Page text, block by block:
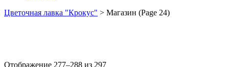
Цветочная лавка "Крокус" > Магазин (Page 24)
Отображение 277–288 из 297